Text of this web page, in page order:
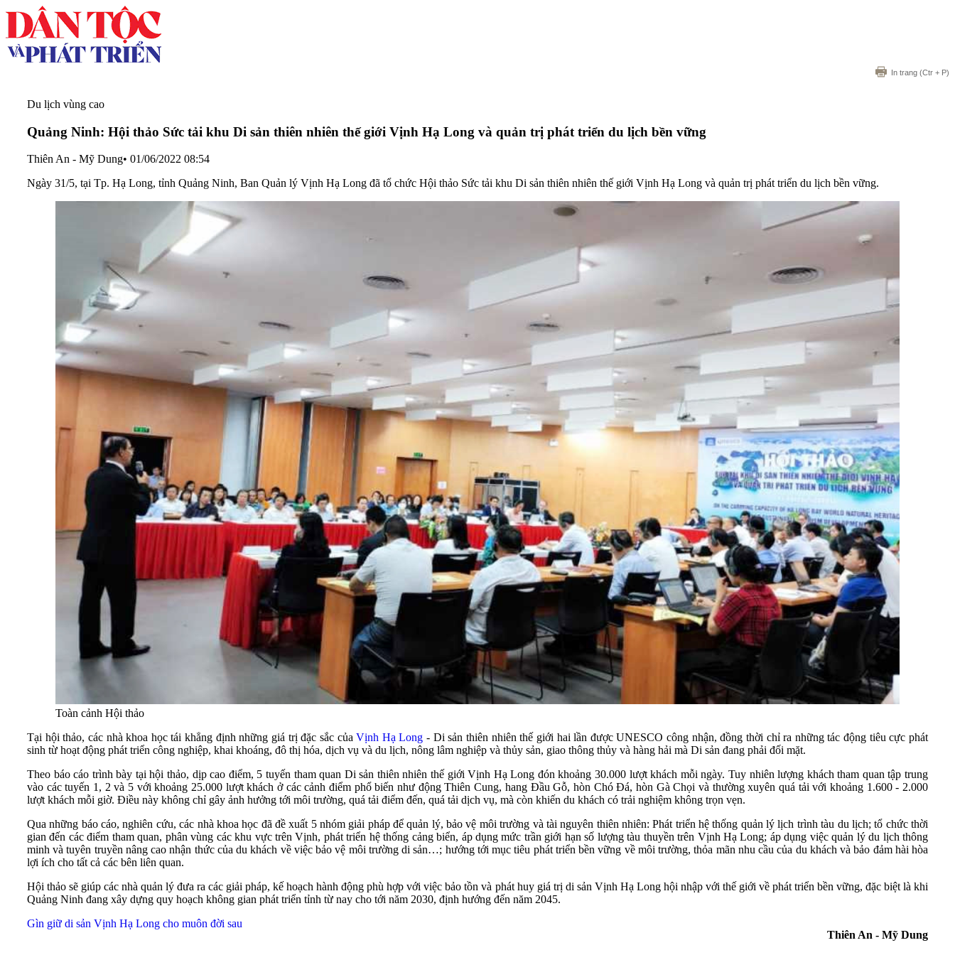
In trang (Ctr + P)
Du lịch vùng cao
Quảng Ninh: Hội thảo Sức tải khu Di sản thiên nhiên thế giới Vịnh Hạ Long và quản trị phát triển du lịch bền vững
Thiên An - Mỹ Dung• 01/06/2022 08:54
Ngày 31/5, tại Tp. Hạ Long, tỉnh Quảng Ninh, Ban Quản lý Vịnh Hạ Long đã tổ chức Hội thảo Sức tải khu Di sản thiên nhiên thế giới Vịnh Hạ Long và quản trị phát triển du lịch bền vững.
Toàn cảnh Hội thảo
Tại hội thảo, các nhà khoa học tái khẳng định những giá trị đặc sắc củaVịnh Hạ Long - Di sản thiên nhiên thế giới hai lần được UNESCO công nhận, đồng thời chỉ ra những tác động tiêu cực phát
sinh từ hoạt động phát triển công nghiệp, khai khoáng, đô thị hóa, dịch vụ và du lịch, nông lâm nghiệp và thủy sản, giao thông thủy và hàng hải mà Di sản đang phải đối mặt.
Theo báo cáo trình bày tại hội thảo, dịp cao điểm, 5 tuyến tham quan Di sản thiên nhiên thế giới Vịnh Hạ Long đón khoảng 30.000 lượt khách mỗi ngày. Tuy nhiên lượng khách tham quan tập trung
vào các tuyến 1, 2 và 5 với khoảng 25.000 lượt khách ở các cảnh điểm phổ biến như động Thiên Cung, hang Đầu Gỗ, hòn Chó Đá, hòn Gà Chọi và thường xuyên quá tải với khoảng 1.600 - 2.000
lượt khách mỗi giờ. Điều này không chỉ gây ảnh hưởng tới môi trường, quá tải điểm đến, quá tải dịch vụ, mà còn khiến du khách có trải nghiệm không trọn vẹn.
Qua những báo cáo, nghiên cứu, các nhà khoa học đã đề xuất 5 nhóm giải pháp để quản lý, bảo vệ môi trường và tài nguyên thiên nhiên: Phát triển hệ thống quản lý lịch trình tàu du lịch; tổ chức thời
gian đến các điểm tham quan, phân vùng các khu vực trên Vịnh, phát triển hệ thống cảng biển, áp dụng mức trần giới hạn số lượng tàu thuyền trên Vịnh Hạ Long; áp dụng việc quản lý du lịch thông
minh và tuyên truyền nâng cao nhận thức của du khách về việc bảo vệ môi trường di sản…; hướng tới mục tiêu phát triển bền vững về môi trường, thỏa mãn nhu cầu của du khách và bảo đảm hài hòa
lợi ích cho tất cả các bên liên quan.
Hội thảo sẽ giúp các nhà quản lý đưa ra các giải pháp, kế hoạch hành động phù hợp với việc bảo tồn và phát huy giá trị di sản Vịnh Hạ Long hội nhập với thế giới về phát triển bền vững, đặc biệt là khi
Quảng Ninh đang xây dựng quy hoạch không gian phát triển tỉnh từ nay cho tới năm 2030, định hướng đến năm 2045.
Gìn giữ di sản Vịnh Hạ Long cho muôn đời sau
Thiên An - Mỹ Dung